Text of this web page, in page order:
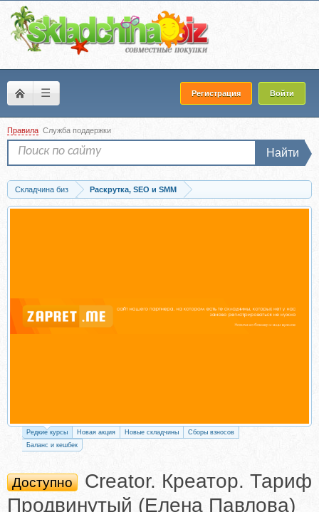
☰ Регистрация Войти
Правила Служба поддержки
Найти
Складчина биз
Раскрутка, SEO и SMM
Скачать Creator. Креатор. Тариф Продвинутый (Елена Павлова)
Редкие курсы Новая акция Новые складчины
Сборы взносов
Баланс и кешбек
Доступно
Creator. Креатор. Тариф
Продвинутый (Елена Павлова)